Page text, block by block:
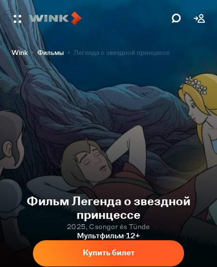
Wink Фильмы Легенда о звездной принцессе
Фильм Легенда о звездной
принцессе
2025, Csongor és Tünde
Мультфильм 12+
Купить билет